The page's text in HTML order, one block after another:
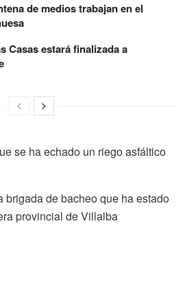
de medios trabajan en el
Casas estará finalizada a
se ha echado un riego asfáltico
brigada de bacheo que ha estado
provincial de Villalba